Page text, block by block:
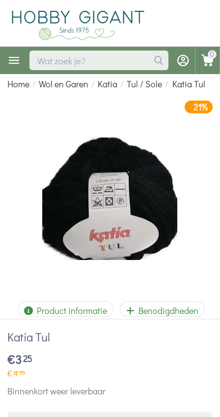
0
Home / Wol en Garen / Katia / Tul / Sole / Katia Tul
-21%
Product informatie Benodigdheden
Katia Tul
€325
€410
Binnenkort weer leverbaar